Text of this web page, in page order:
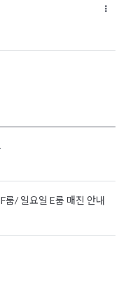
/ 일요일 E룸 매진 안내